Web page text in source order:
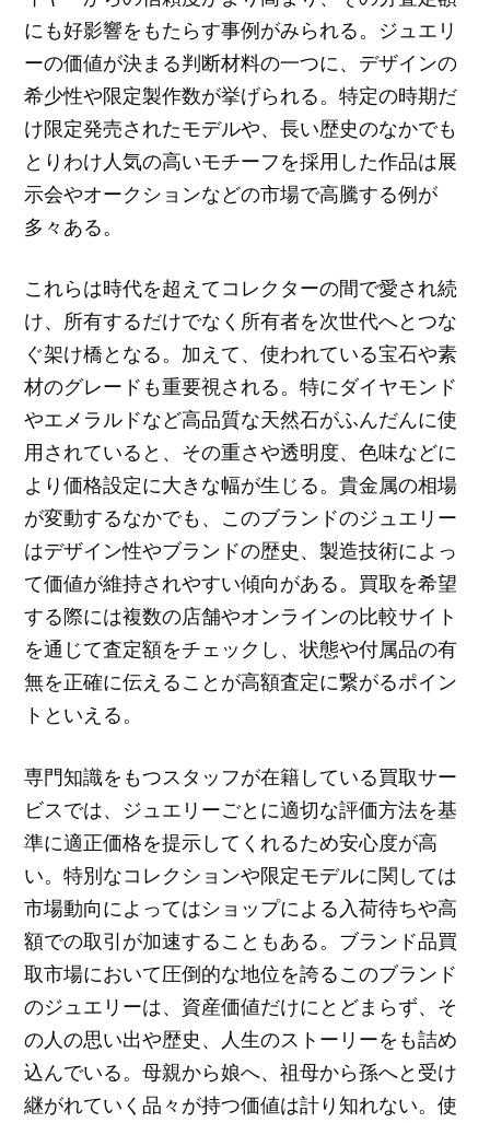
にも好影響をもたらす事例がみられる。ジュエリ
ーの価値が決まる判断材料の一つに、デザインの
希少性や限定製作数が挙げられる。特定の時期だ
け限定発売されたモデルや、長い歴史のなかでも
とりわけ人気の高いモチーフを採用した作品は展
示会やオークションなどの市場で高騰する例が
多々ある。
これらは時代を超えてコレクターの間で愛され続
け、所有するだけでなく所有者を次世代へとつな
ぐ架け橋となる。加えて、使われている宝石や素
材のグレードも重要視される。特にダイヤモンド
やエメラルドなど高品質な天然石がふんだんに使
用されていると、その重さや透明度、色味などに
より価格設定に大きな幅が生じる。貴金属の相場
が変動するなかでも、このブランドのジュエリー
はデザイン性やブランドの歴史、製造技術によっ
て価値が維持されやすい傾向がある。買取を希望
する際には複数の店舗やオンラインの比較サイト
を通じて査定額をチェックし、状態や付属品の有
無を正確に伝えることが高額査定に繋がるポイン
トといえる。
専門知識をもつスタッフが在籍している買取サー
ビスでは、ジュエリーごとに適切な評価方法を基
準に適正価格を提示してくれるため安心度が高
い。特別なコレクションや限定モデルに関しては
市場動向によってはショップによる入荷待ちや高
額での取引が加速することもある。ブランド品買
取市場において圧倒的な地位を誇るこのブランド
のジュエリーは、資産価値だけにとどまらず、そ
の人の思い出や歴史、人生のストーリーをも詰め
込んでいる。母親から娘へ、祖母から孫へと受け
継がれていく品々が持つ価値は計り知れない。使